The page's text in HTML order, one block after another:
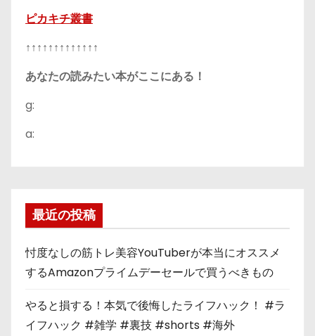
ピカキチ叢書
↑↑↑↑↑↑↑↑↑↑↑↑↑
あなたの読みたい本がここにある！
g:
a:
最近の投稿
忖度なしの筋トレ美容YouTuberが本当にオススメ
するAmazonプライムデーセールで買うべきもの
やると損する！本気で後悔したライフハック！ #ラ
イフハック #雑学 #裏技 #shorts #海外